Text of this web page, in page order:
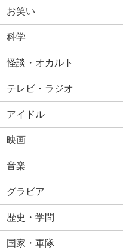
お笑い
科学
怪談・オカルト
テレビ・ラジオ
アイドル
映画
音楽
グラビア
歴史・学問
国家・軍隊